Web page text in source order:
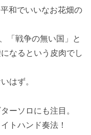
和でいいなお花畑の
「戦争の無い国」と
なるという皮肉でし
はず。
ーソロにも注目。
トハンド奏法！